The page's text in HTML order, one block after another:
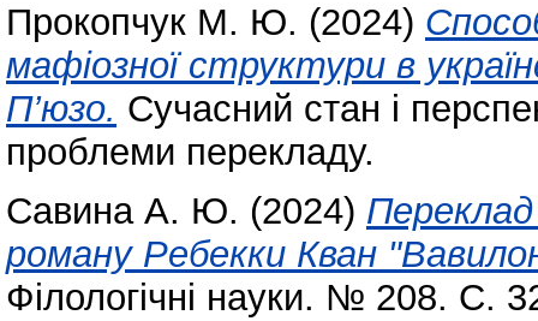
Прокопчук М. Ю. (2024)
мафіозної структури в
П’юзо. Сучасний стан і
проблеми перекладу.
Савина А. Ю. (2024) Переклад
роману Ребекки Кван
Філологічні науки. № 208. С.